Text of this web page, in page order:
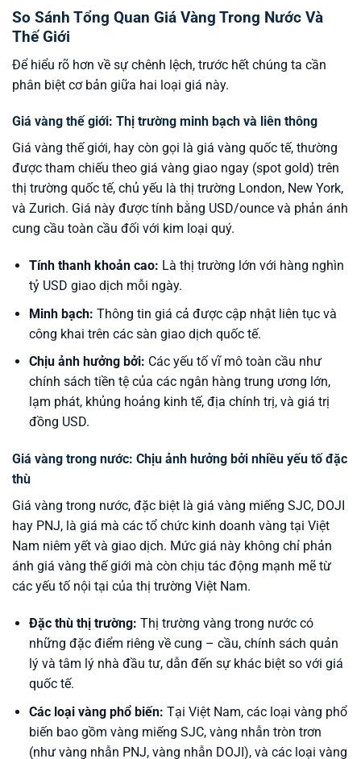
So Sánh Tổng Quan Giá Vàng Trong Nước Và
Thế Giới
Để hiểu rõ hơn về sự chênh lệch, trước hết chúng ta cần
phân biệt cơ bản giữa hai loại giá này.
Giá vàng thế giới: Thị trường minh bạch và liên thông
Giá vàng thế giới, hay còn gọi là giá vàng quốc tế, thường
được tham chiếu theo giá vàng giao ngay (spot gold) trên
thị trường quốc tế, chủ yếu là thị trường London, New York,
và Zurich. Giá này được tính bằng USD/ounce và phản ánh
cung cầu toàn cầu đối với kim loại quý.
Tính thanh khoản cao: Là thị trường lớn với hàng nghìn
tỷ USD giao dịch mỗi ngày.
Minh bạch: Thông tin giá cả được cập nhật liên tục và
công khai trên các sàn giao dịch quốc tế.
Chịu ảnh hưởng bởi: Các yếu tố vĩ mô toàn cầu như
chính sách tiền tệ của các ngân hàng trung ương lớn,
lạm phát, khủng hoảng kinh tế, địa chính trị, và giá trị
đồng USD.
Giá vàng trong nước: Chịu ảnh hưởng bởi nhiều yếu tố đặc
thù
Giá vàng trong nước, đặc biệt là giá vàng miếng SJC, DOJI
hay PNJ, là giá mà các tổ chức kinh doanh vàng tại Việt
Nam niêm yết và giao dịch. Mức giá này không chỉ phản
ánh giá vàng thế giới mà còn chịu tác động mạnh mẽ từ
các yếu tố nội tại của thị trường Việt Nam.
Đặc thù thị trường: Thị trường vàng trong nước có
những đặc điểm riêng về cung – cầu, chính sách quản
lý và tâm lý nhà đầu tư, dẫn đến sự khác biệt so với giá
quốc tế.
Các loại vàng phổ biến: Tại Việt Nam, các loại vàng phổ
biến bao gồm vàng miếng SJC, vàng nhẫn tròn trơn
(như vàng nhẫn PNJ, vàng nhẫn DOJI), và các loại vàng